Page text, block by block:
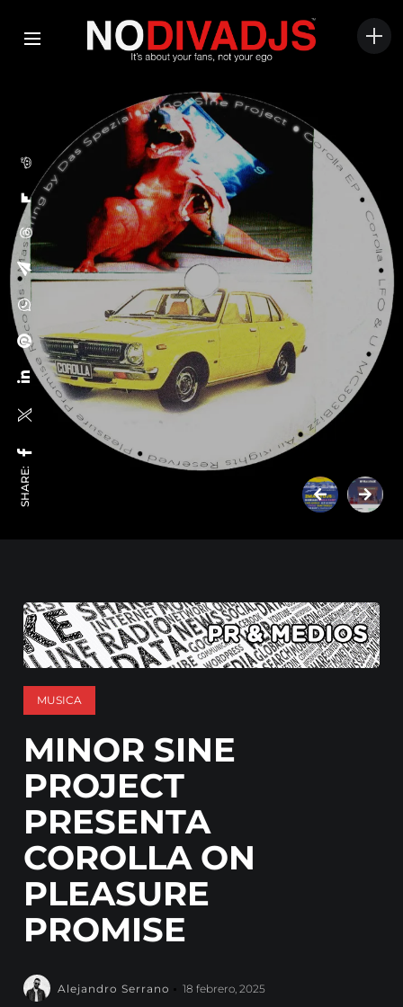
SHARE:
MUSICA
MINOR SINE
PROJECT
PRESENTA
COROLLA ON
PLEASURE
PROMISE
Alejandro Serrano 18 febrero, 2025